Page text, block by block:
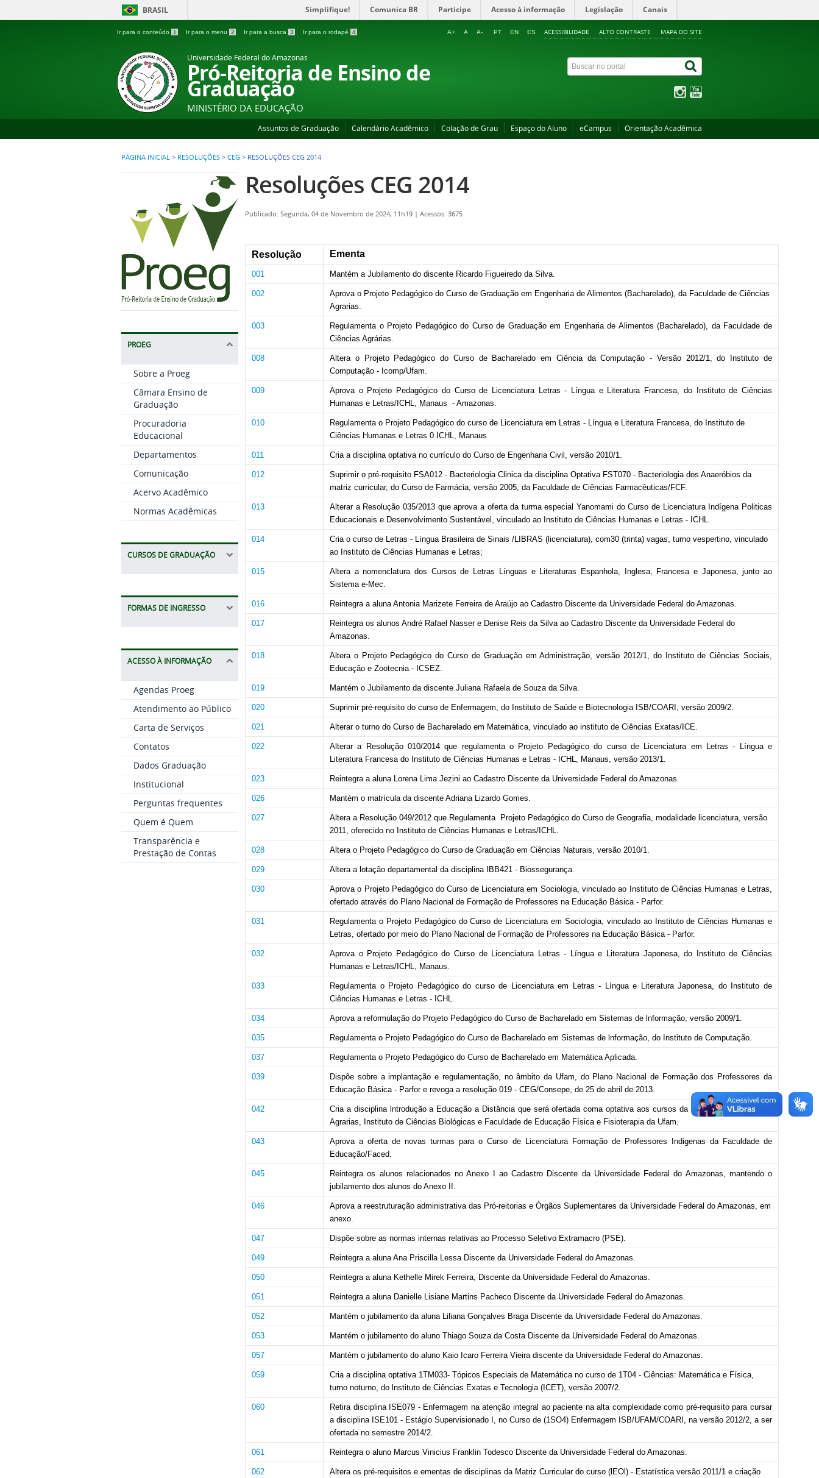
BRASIL Simplifique! Comunica BR Participe Acesso à informação Legislação Canais
Ir para o conteúdo 1 Ir para o menu 2 Ir para a busca 3 Ir para o rodapé 4 ACESSIBILIDADE ALTO CONTRASTE MAPA DO SITE
A+ A A- PT EN ES
Universidade Federal do Amazonas
Pró-Reitoria de Ensino de
Graduação
MINISTÉRIO DA EDUCAÇÃO
Assuntos de Graduação Calendário Acadêmico Colação de Grau Espaço do Aluno eCampus Orientação Acadêmica
PÁGINA INICIAL > RESOLUÇÕES > CEG > RESOLUÇÕES CEG 2014
PROEG
Sobre a Proeg
Câmara Ensino de
Graduação
Procuradoria
Educacional
Departamentos
Comunicação
Acervo Acadêmico
Normas Acadêmicas
CURSOS DE GRADUAÇÃO
FORMAS DE INGRESSO
ACESSO À INFORMAÇÃO
Agendas Proeg
Atendimento ao Público
Carta de Serviços
Contatos
Dados Graduação
Institucional
Perguntas frequentes
Quem é Quem
Transparência e
Prestação de Contas
Resoluções CEG 2014
Publicado: Segunda, 04 de Novembro de 2024, 11h19 | Acessos: 3675
Resolução Ementa
001 Mantém a Jubilamento do discente Ricardo Figueiredo da Silva.
002
Aprova o Projeto Pedagógico do Curso de Graduação em Engenharia de Alimentos (Bacharelado), da Faculdade de Ciências
Agrarias.
003
Regulamenta o Projeto Pedagógico do Curso de Graduação em Engenharia de Alimentos (Bacharelado), da Faculdade de
Ciências Agrárias.
008
Altera o Projeto Pedagógico do Curso de Bacharelado em Ciência da Computação - Versão 2012/1, do Instituto de
Computação - Icomp/Ufam.
009
Aprova o Projeto Pedagógico do Curso de Licenciatura Letras - Língua e Literatura Francesa, do Instituto de Ciências
Humanas e Letras/ICHL, Manaus - Amazonas.
010
Regulamenta o Projeto Pedagógico do curso de Licenciatura em Letras - Língua e Literatura Francesa, do Instituto de
Ciências Humanas e Letras 0 ICHL, Manaus
011 Cria a disciplina optativa no currículo do Curso de Engenharia Civil, versão 2010/1.
012
Suprimir o pré-requisito FSA012 - Bacteriologia Clinica da disciplina Optativa FST070 - Bacteriologia dos Anaeróbios da
matriz curricular, do Curso de Farmácia, versão 2005, da Faculdade de Ciências Farmacêuticas/FCF.
013
Alterar a Resolução 035/2013 que aprova a oferta da turma especial Yanomami do Curso de Licenciatura Indígena Politicas
Educacionais e Desenvolvimento Sustentável, vinculado ao Instituto de Ciências Humanas e Letras - ICHL.
014
Cria o curso de Letras - Língua Brasileira de Sinais /LIBRAS (licenciatura), com30 (trinta) vagas, turno vespertino, vinculado
ao Instituto de Ciências Humanas e Letras;
015
Altera a nomenclatura dos Cursos de Letras Línguas e Literaturas Espanhola, Inglesa, Francesa e Japonesa, junto ao
Sistema e-Mec.
016 Reintegra a aluna Antonia Marizete Ferreira de Araújo ao Cadastro Discente da Universidade Federal do Amazonas.
017
Reintegra os alunos André Rafael Nasser e Denise Reis da Silva ao Cadastro Discente da Universidade Federal do
Amazonas.
018
Altera o Projeto Pedagógico do Curso de Graduação em Administração, versão 2012/1, do Instituto de Ciências Sociais,
Educação e Zootecnia - ICSEZ.
019 Mantém o Jubilamento da discente Juliana Rafaela de Souza da Silva.
020 Suprimir pré-requisito do curso de Enfermagem, do Instituto de Saúde e Biotecnologia ISB/COARI, versão 2009/2.
021 Alterar o turno do Curso de Bacharelado em Matemática, vinculado ao instituto de Ciências Exatas/ICE.
022
Alterar a Resolução 010/2014 que regulamenta o Projeto Pedagógico do curso de Licenciatura em Letras - Língua e
Literatura Francesa do Instituto de Ciências Humanas e Letras - ICHL, Manaus, versão 2013/1.
023 Reintegra a aluna Lorena Lima Jezini ao Cadastro Discente da Universidade Federal do Amazonas.
026 Mantém o matrícula da discente Adriana Lizardo Gomes.
027
Altera a Resolução 049/2012 que Regulamenta Projeto Pedagógico do Curso de Geografia, modalidade licenciatura, versão
2011, oferecido no Instituto de Ciências Humanas e Letras/ICHL.
028 Altera o Projeto Pedagógico do Curso de Graduação em Ciências Naturais, versão 2010/1.
029 Altera a lotação departamental da disciplina IBB421 - Biossegurança.
030
Aprova o Projeto Pedagógico do Curso de Licenciatura em Sociologia, vinculado ao Instituto de Ciências Humanas e Letras,
ofertado através do Plano Nacional de Formação de Professores na Educação Básica - Parfor.
031
Regulamenta o Projeto Pedagógico do Curso de Licenciatura em Sociologia, vinculado ao Instituto de Ciências Humanas e
Letras, ofertado por meio do Plano Nacional de Formação de Professores na Educação Básica - Parfor.
032
Aprova o Projeto Pedagógico do Curso de Licenciatura Letras - Língua e Literatura Japonesa, do Instituto de Ciências
Humanas e Letras/ICHL, Manaus.
033
Regulamenta o Projeto Pedagógico do curso de Licenciatura em Letras - Língua e Literatura Japonesa, do Instituto de
Ciências Humanas e Letras - ICHL.
034 Aprova a reformulação do Projeto Pedagógico do Curso de Bacharelado em Sistemas de lnformação, versão 2009/1.
035 Regulamenta o Projeto Pedagógico do Curso de Bacharelado em Sistemas de lnformação, do Instituto de Computação.
037 Regulamenta o Projeto Pedagógico do Curso de Bacharelado em Matemática Aplicada.
039
Dispõe sobre a implantação e regulamentação, no âmbito da Ufam, do Plano Nacional de Formação dos Professores da
Educação Básica - Parfor e revoga a resolução 019 - CEG/Consepe, de 25 de abril de 2013.
042
Cria a disciplina lntrodução a Educação a Distância que será ofertada coma optativa aos cursos da Faculdade de Ciências
Agrarias, Instituto de Ciências Biológicas e Faculdade de Educação Física e Fisioterapia da Ufam.
043
Aprova a oferta de novas turmas para o Curso de Licenciatura Formação de Professores Indigenas da Faculdade de
Educação/Faced.
045
Reintegra os alunos relacionados no Anexo I ao Cadastro Discente da Universidade Federal do Amazonas, mantendo o
jubilamento dos alunos do Anexo II.
046
Aprova a reestruturação administrativa das Pró-reitorias e Órgãos Suplementares da Universidade Federal do Amazonas, em
anexo.
047 Dispõe sobre as normas internas relativas ao Processo Seletivo Extramacro (PSE).
049 Reintegra a aluna Ana Priscilla Lessa Discente da Universidade Federal do Amazonas.
050 Reintegra a aluna Kethelle Mirek Ferreira, Discente da Universidade Federal do Amazonas.
051 Reintegra a aluna Danielle Lisiane Martins Pacheco Discente da Universidade Federal do Amazonas.
052 Mantém o jubilamento da aluna Liliana Gonçalves Braga Discente da Universidade Federal do Amazonas.
053 Mantém o jubilamento do aluno Thiago Souza da Costa Discente da Universidade Federal do Amazonas.
057 Mantém o jubilamento do aluno Kaio Icaro Ferreira Vieira discente da Universidade Federal do Amazonas.
059
Cria a disciplina optativa 1TM033- Tópicos Especiais de Matemática no curso de 1T04 - Ciências: Matemática e Física,
turno noturno, do lnstituto de Ciências Exatas e Tecnologia (ICET), versão 2007/2.
060
Retira disciplina ISE079 - Enfermagem na atenção integral ao paciente na alta complexidade como pré-requisito para cursar
a disciplina ISE101 - Estágio Supervisionado I, no Curso de (1SO4) Enfermagem ISB/UFAM/COARI, na versão 2012/2, a ser
ofertada no semestre 2014/2.
061 Reintegra o aluno Marcus Vinicius Franklin Todesco Discente da Universidade Federal do Amazonas.
062 Altera os pré-requisitos e ementas de disciplinas da Matriz Curricular do curso (lEOl) - Estatística versão 2011/1 e criação